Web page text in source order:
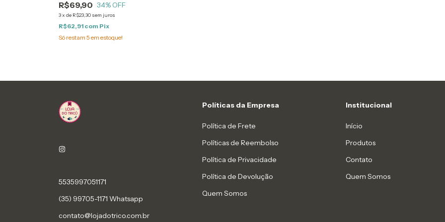
R$69,90 34% OFF
3x de R$23,30 sem juros
R$62,91 com Pix
Só restam 5 em estoque!
5535997051171
(35) 99705-1171 Whatsapp
contato@lojadotrico.com.br
Políticas da Empresa
Política de Frete
Políticas de Reembolso
Política de Privacidade
Política de Devolução
Quem Somos
Institucional
Início
Produtos
Contato
Quem Somos